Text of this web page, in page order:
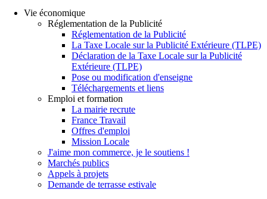
Vie économique
Réglementation de la Publicité
Réglementation de la Publicité
La Taxe Locale sur la Publicité Extérieure (TLPE)
Déclaration de la Taxe Locale sur la Publicité
Extérieure (TLPE)
Pose ou modification d'enseigne
Téléchargements et liens
Emploi et formation
La mairie recrute
France Travail
Offres d'emploi
Mission Locale
J'aime mon commerce, je le soutiens !
Marchés publics
Appels à projets
Demande de terrasse estivale